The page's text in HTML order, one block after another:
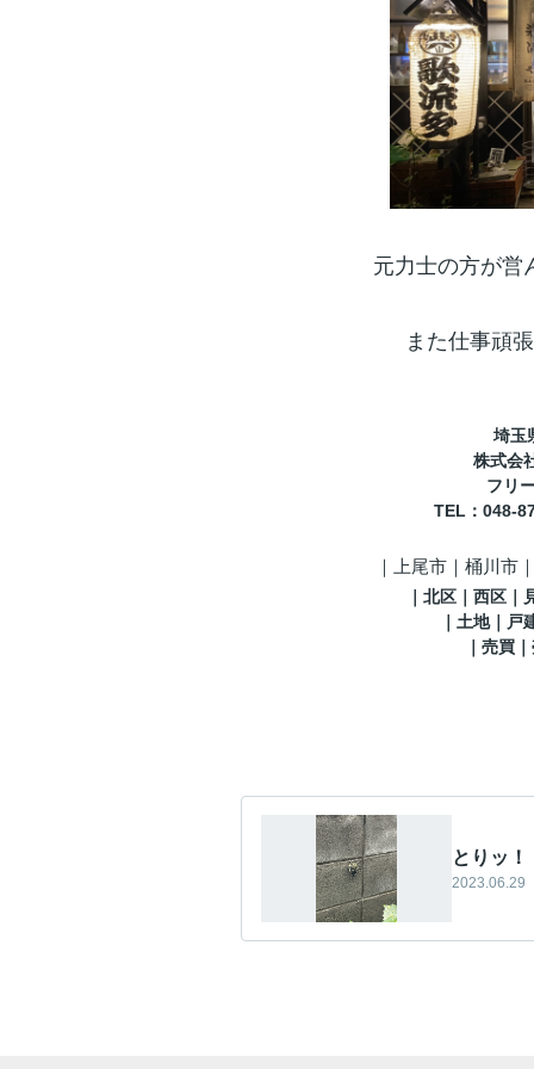
元力士の方が営
また仕事頑
埼玉
株式会
フリ
TEL ：048-
｜ 上尾市｜桶川市
北区 ｜西区｜
｜土地｜
｜売買
とりッ！
2023.06.29